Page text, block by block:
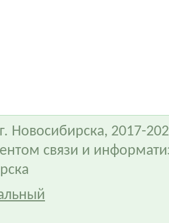
Новосибирска, 2017-
связи и